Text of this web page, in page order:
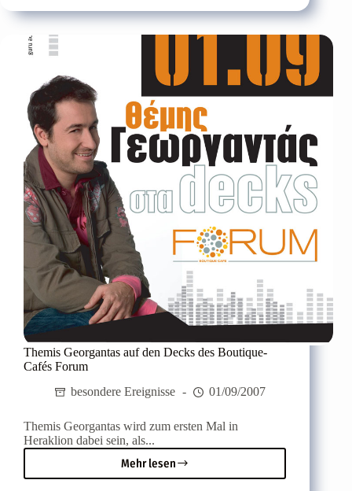
ersten
Mal
am
den
26.
September
Pancretio-
Stadion
Themis Georgantas auf den Decks des Boutique-
Cafés Forum
besondere Ereignisse
01/09/2007
Themis Georgantas wird zum ersten Mal in
Heraklion dabei sein, als...
Mehr lesen
Themis
Georgantas